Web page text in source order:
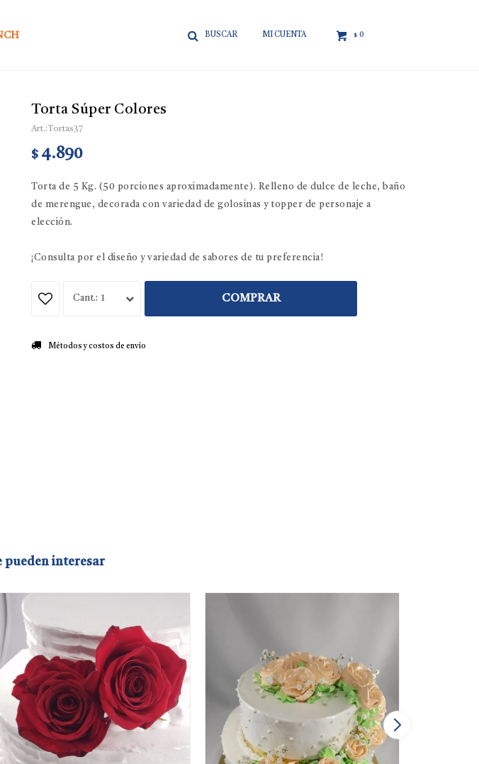
$ 0
Torta Súper Colores
Tortas37
$ 4.890
Torta de 5 Kg. (50 porciones aproximadamente). Relleno de dulce de leche, baño
de merengue, decorada con variedad de golosinas y topper de personaje a
elección.
¡Consulta por el diseño y variedad de sabores de tu preferencia!
1 COMPRAR
Métodos y costos de envío
pueden interesar